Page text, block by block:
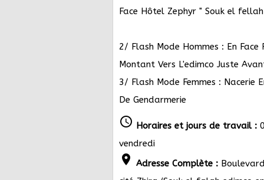
Face Hôtel Zephyr " Souk el
2/ Flash Mode Hommes : En Face
Montant Vers L'edimco Juste
3/ Flash Mode Femmes : Nacerie
De Gendarmerie
schedule Horaires et jours de travail :
vendredi
location_on Adresse Complète :